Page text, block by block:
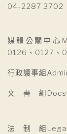
04-2287 3702
媒體公關中心
0126、0127、
行政議事組
文 書 組Docs
法 制 組Legal